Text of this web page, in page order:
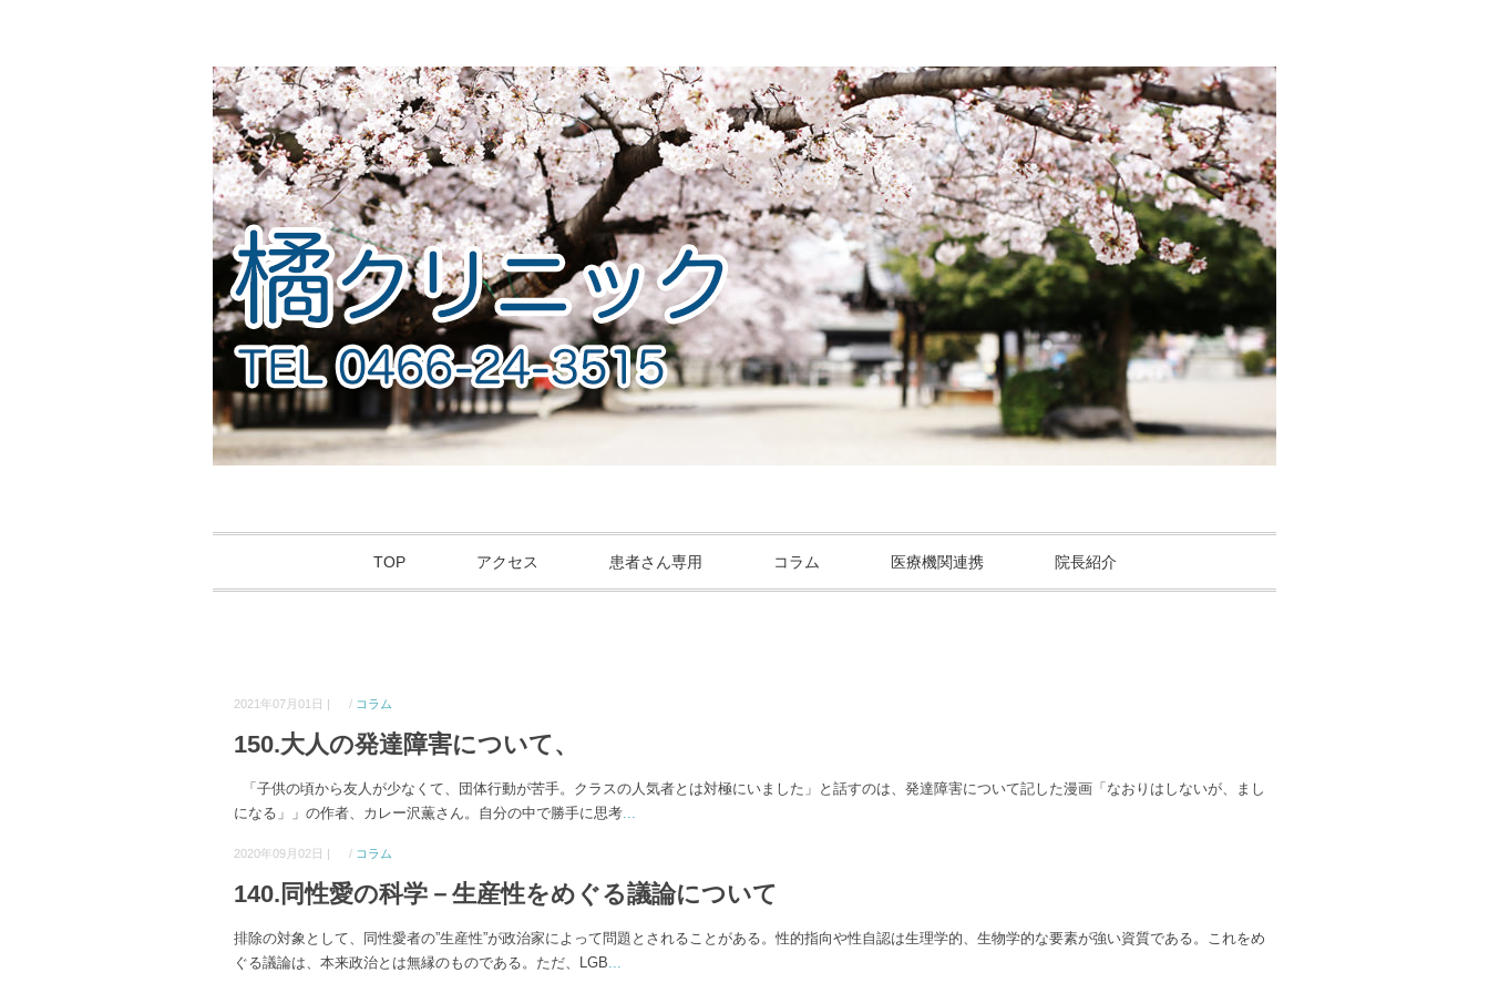
TOP アクセス 患者さん専用 コラム 医療機関連携 院長紹介
2021年07月01日 | / コラム
150.大人の発達障害について、
「子供の頃から友人が少なくて、団体行動が苦手。クラスの人気者とは対極にいました」と話すのは、発達障害について記した漫画「なおりはしないが、まし
になる」」の作者、カレー沢薫さん。自分の中で勝手に思考...
2020年09月02日 | / コラム
140.同性愛の科学－生産性をめぐる議論について
排除の対象として、同性愛者の”生産性”が政治家によって問題とされることがある。性的指向や性自認は生理学的、生物学的な要素が強い資質である。これをめ
ぐる議論は、本来政治とは無縁のものである。ただ、LGB...